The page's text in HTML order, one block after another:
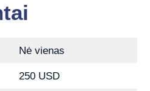
Nė vienas
250 USD